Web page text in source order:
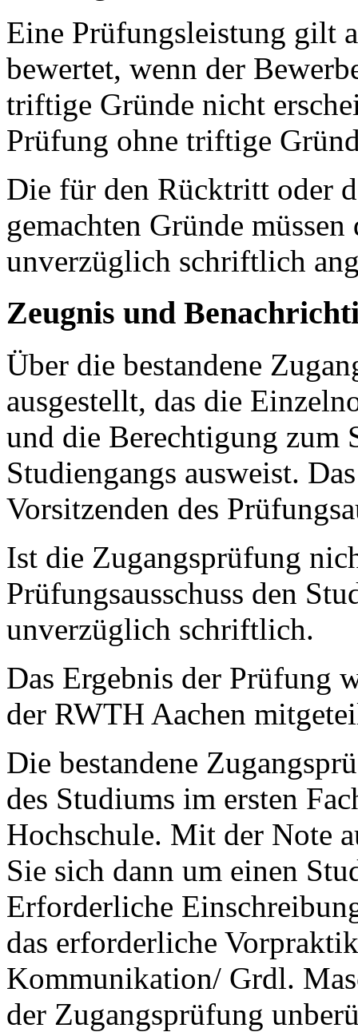
Eine Prüfungsleistung gilt
bewertet, wenn der
triftige Gründe nicht
Prüfung ohne triftige
Die für den Rücktritt oder
gemachten Gründe
unverzüglich schriftlich
Zeugnis und
Über die bestandene
ausgestellt, das die
und die Berechtigung zum
Studiengangs ausweist.
Vorsitzenden des
Ist die Zugangsprüfung
Prüfungsausschuss den
unverzüglich schriftlich.
Das Ergebnis der Prüfung
der RWTH Aachen
Die bestandene
des Studiums im ersten
Hochschule. Mit der Note
Sie sich dann um einen
Erforderliche
das erforderliche
Kommunikation/ Grdl.
der Zugangsprüfung